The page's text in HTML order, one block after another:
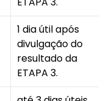
1 dia útil após
divulgação do
resultado da
ETAPA 3.